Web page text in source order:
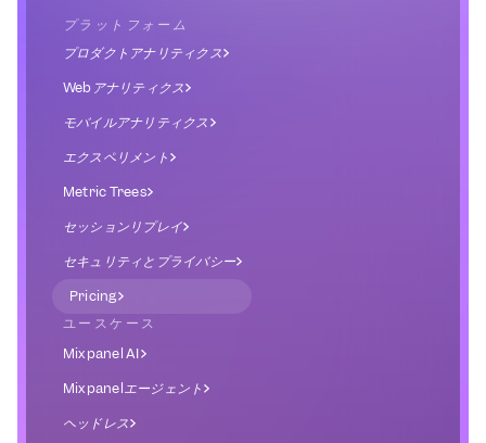
プラットフォーム
プロダクトアナリティクス
Webアナリティクス
モバイルアナリティクス
エクスペリメント
Metric Trees
セッションリプレイ
セキュリティとプライバシー
Pricing
ユースケース
Mixpanel AI
Mixpanelエージェント
ヘッドレス